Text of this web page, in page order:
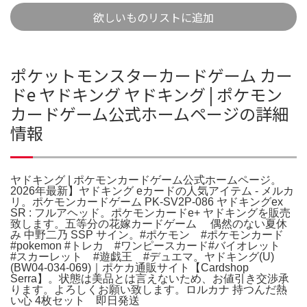
欲しいものリストに追加
ポケットモンスターカードゲーム カー
ドe ヤドキング ヤドキング | ポケモン
カードゲーム公式ホームページの詳細
情報
ヤドキング | ポケモンカードゲーム公式ホームページ。
2026年最新】ヤドキング eカードの人気アイテム - メルカ
リ。ポケモンカードゲーム PK-SV2P-086 ヤドキングex
SR : フルアヘッド。ポケモンカードe+ ヤドキングを販売
致します。五等分の花嫁カードゲーム 偶然のない夏休
み 中野二乃 SSP サイン。#ポケモン #ポケモンカード
#pokemon #トレカ #ワンピースカード#バイオレット
#スカーレット #遊戯王 #デュエマ。ヤドキング(U)
(BW04-034-069)｜ポケカ通販サイト【Cardshop
Serra】。状態は美品とは言えないため、お値引き交渉承
ります。よろしくお願い致します。ロルカナ 持つんだ熱
い心 4枚セット 即日発送